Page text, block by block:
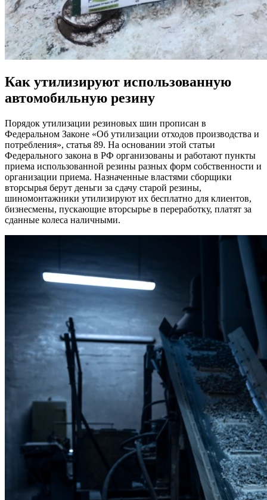
Как утилизируют использованную
автомобильную резину
Порядок утилизации резиновых шин прописан в
Федеральном Законе «Об утилизации отходов производства и
потребления», статья 89. На основании этой статьи
Федерального закона в РФ организованы и работают пункты
приема использованной резины разных форм собственности и
организации приема. Назначенные властями сборщики
вторсырья берут деньги за сдачу старой резины,
шиномонтажники утилизируют их бесплатно для клиентов,
бизнесмены, пускающие вторсырье в переработку, платят за
сданные колеса наличными.